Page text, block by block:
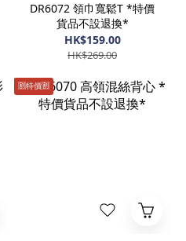
DR6072 領巾寬鬆T *特價
貨品不設退換*
HK$159.00
HK$269.00
🈹️特價🈹️